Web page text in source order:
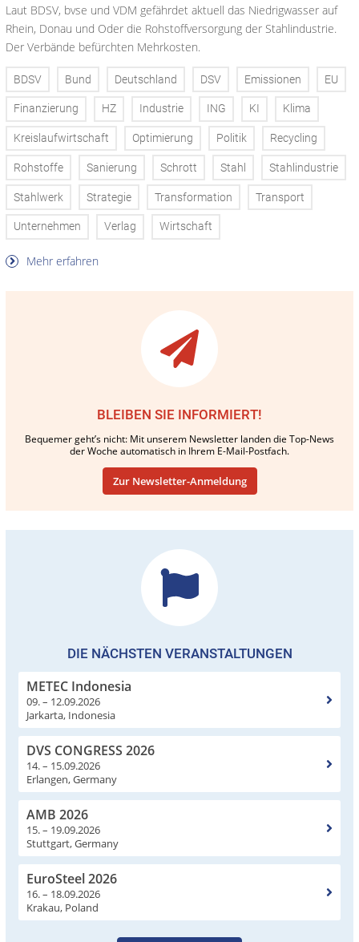
Laut BDSV, bvse und VDM gefährdet aktuell das Niedrigwasser auf
Rhein, Donau und Oder die Rohstoffversorgung der Stahlindustrie.
Der Verbände befürchten Mehrkosten.
BDSV Bund Deutschland DSV Emissionen EU
Finanzierung HZ Industrie ING KI Klima
Kreislaufwirtschaft Optimierung Politik Recycling
Rohstoffe Sanierung Schrott Stahl Stahlindustrie
Stahlwerk Strategie Transformation Transport
Unternehmen Verlag Wirtschaft
Mehr erfahren
BLEIBEN SIE INFORMIERT!
Bequemer geht’s nicht: Mit unserem Newsletter landen die Top-News
der Woche automatisch in Ihrem E-Mail-Postfach.
Zur Newsletter-Anmeldung
DIE NÄCHSTEN VERANSTALTUNGEN
METEC Indonesia
09. – 12.09.2026
Jarkarta, Indonesia
DVS CONGRESS 2026
14. – 15.09.2026
Erlangen, Germany
AMB 2026
15. – 19.09.2026
Stuttgart, Germany
EuroSteel 2026
16. – 18.09.2026
Krakau, Poland